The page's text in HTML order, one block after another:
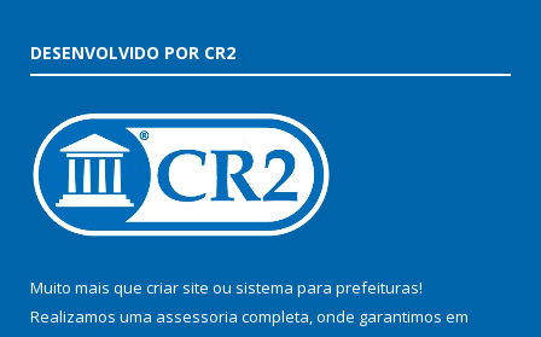
DESENVOLVIDO POR CR2
Muito mais que criar site ou sistema para prefeituras!
Realizamos uma assessoria completa, onde garantimos em